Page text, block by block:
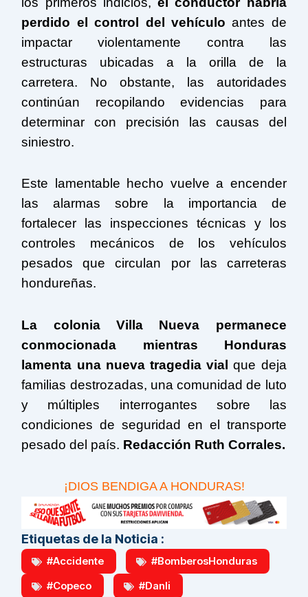
perdido el control del vehículo antes de
impactar violentamente contra las
estructuras ubicadas a la orilla de la
carretera. No obstante, las autoridades
continúan recopilando evidencias para
determinar con precisión las causas del
siniestro.
Este lamentable hecho vuelve a encender
las alarmas sobre la importancia de
fortalecer las inspecciones técnicas y los
controles mecánicos de los vehículos
pesados que circulan por las carreteras
hondureñas.
La colonia Villa Nueva permanece
conmocionada mientras Honduras
lamenta una nueva tragedia vial que deja
familias destrozadas, una comunidad de luto
y múltiples interrogantes sobre las
condiciones de seguridad en el transporte
pesado del país. Redacción Ruth Corrales.
¡DIOS BENDIGA A HONDURAS!
Etiquetas de la Noticia :
#Accidente
#BomberosHonduras
#Copeco
#Danli